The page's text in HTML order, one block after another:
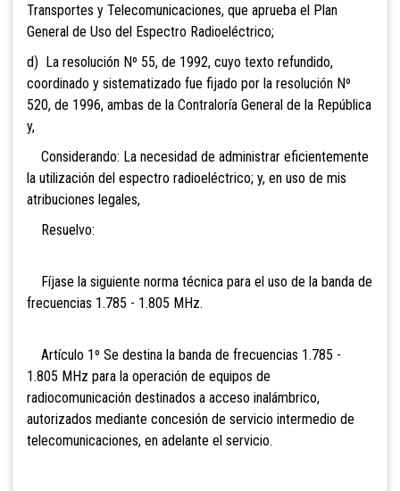
Transportes y Telecomunicaciones, que aprueba el Plan
General de Uso del Espectro Radioeléctrico;
d) La resolución Nº 55, de 1992, cuyo texto refundido,
coordinado y sistematizado fue fijado por la resolución Nº
520, de 1996, ambas de la Contraloría General de la República
y,
Considerando: La necesidad de administrar eficientemente
la utilización del espectro radioeléctrico; y, en uso de mis
atribuciones legales,
Resuelvo:
Fíjase la siguiente norma técnica para el uso de la banda de
frecuencias 1.785 - 1.805 MHz.
Artículo 1º Se destina la banda de frecuencias 1.785 -
1.805 MHz para la operación de equipos de
radiocomunicación destinados a acceso inalámbrico,
autorizados mediante concesión de servicio intermedio de
telecomunicaciones, en adelante el servicio.